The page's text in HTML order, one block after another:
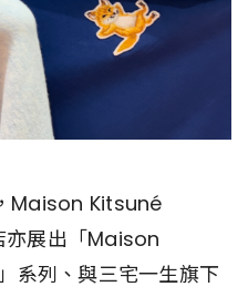
Maison Kitsuné
展出「Maison
列、與三宅一生旗下